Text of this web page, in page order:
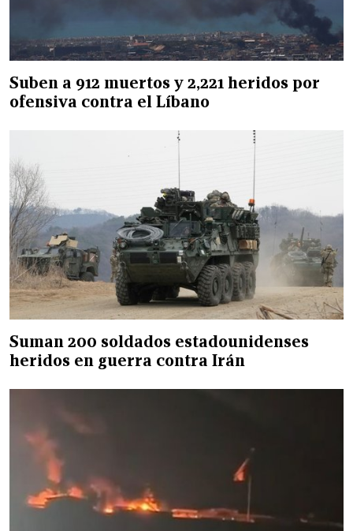
Suben a 912 muertos y 2,221 heridos por
ofensiva contra el Líbano
Suman 200 soldados estadounidenses
heridos en guerra contra Irán